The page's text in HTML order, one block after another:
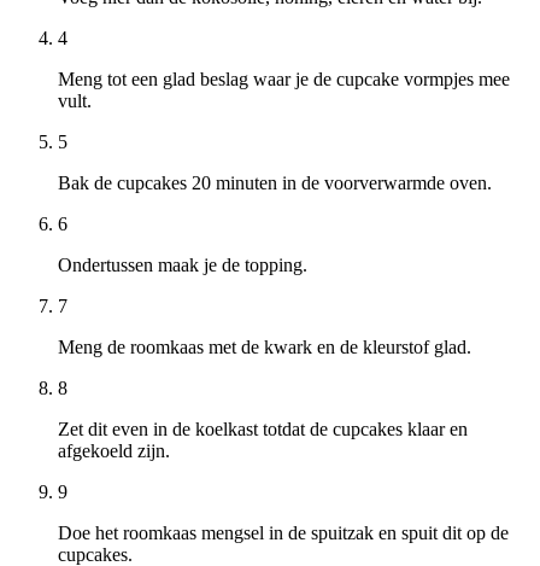
4
Meng tot een glad beslag waar je de cupcake vormpjes mee
vult.
5
Bak de cupcakes 20 minuten in de voorverwarmde oven.
6
Ondertussen maak je de topping.
7
Meng de roomkaas met de kwark en de kleurstof glad.
8
Zet dit even in de koelkast totdat de cupcakes klaar en
afgekoeld zijn.
9
Doe het roomkaas mengsel in de spuitzak en spuit dit op de
cupcakes.